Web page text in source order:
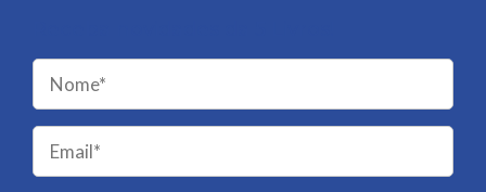
Please
leave
this